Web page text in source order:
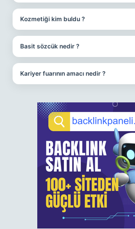
Kozmetiği kim buldu ?
Basit sözcük nedir ?
Kariyer fuarının amacı nedir ?